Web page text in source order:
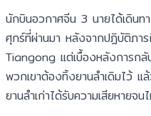
นักบินอวกาศจีน 3 นายได้เดินท
ศุกร์ที่ผ่านมา หลังจากปฏิบัติภ
Tiangong แต่เบื้องหลังการกลั
พวกเขาต้องทิ้งยานลำเดิมไว้ แ
ยานลำเก่าได้รับความเสียหายจ